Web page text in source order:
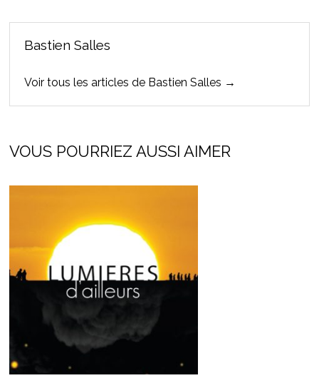
Bastien Salles
Voir tous les articles de Bastien Salles →
VOUS POURRIEZ AUSSI AIMER